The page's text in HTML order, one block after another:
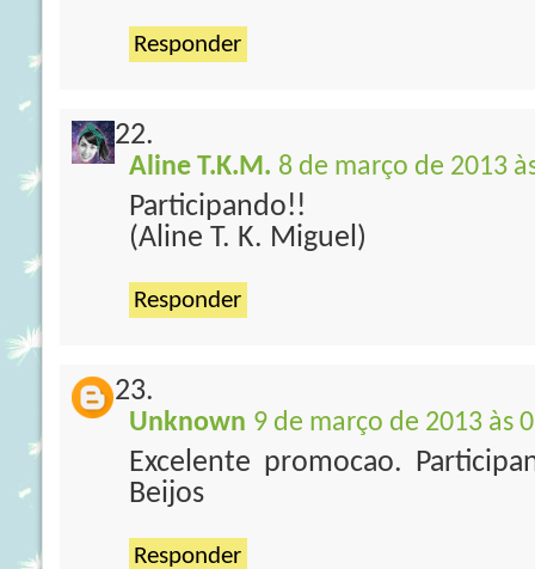
Responder
Aline T.K.M. 8 de março de 2013
Participando!!
(Aline T. K. Miguel)
Responder
Unknown 9 de março de 2013 às
Excelente promocao.
Beijos
Responder